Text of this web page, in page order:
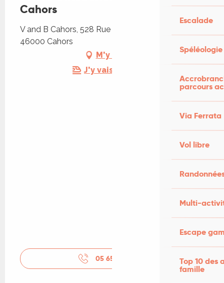
Escalade
Spéléologie
parcours
Via Ferrata
Vol libre
Multi-
Escape
Top 10 des
famille
Cahors
V and B Cahors, 528 Rue Pierre Mendès France,
46000 Cahors
M'y rendre
J'y vais en train !
05 65 36 19